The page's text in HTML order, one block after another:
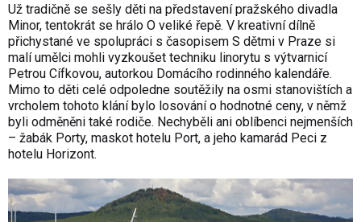
Už tradičně se sešly děti na představení pražského divadla
Minor, tentokrát se hrálo O veliké řepě. V kreativní dílně
přichystané ve spolupráci s časopisem S dětmi v Praze si
malí umělci mohli vyzkoušet techniku linorytu s výtvarnicí
Petrou Cífkovou, autorkou Domácího rodinného kalendáře.
Mimo to děti celé odpoledne soutěžily na osmi stanovištích a
vrcholem tohoto klání bylo losování o hodnotné ceny, v němž
byli odměněni také rodiče. Nechyběli ani oblíbenci nejmenších
– žabák Porty, maskot hotelu Port, a jeho kamarád Peci z
hotelu Horizont.